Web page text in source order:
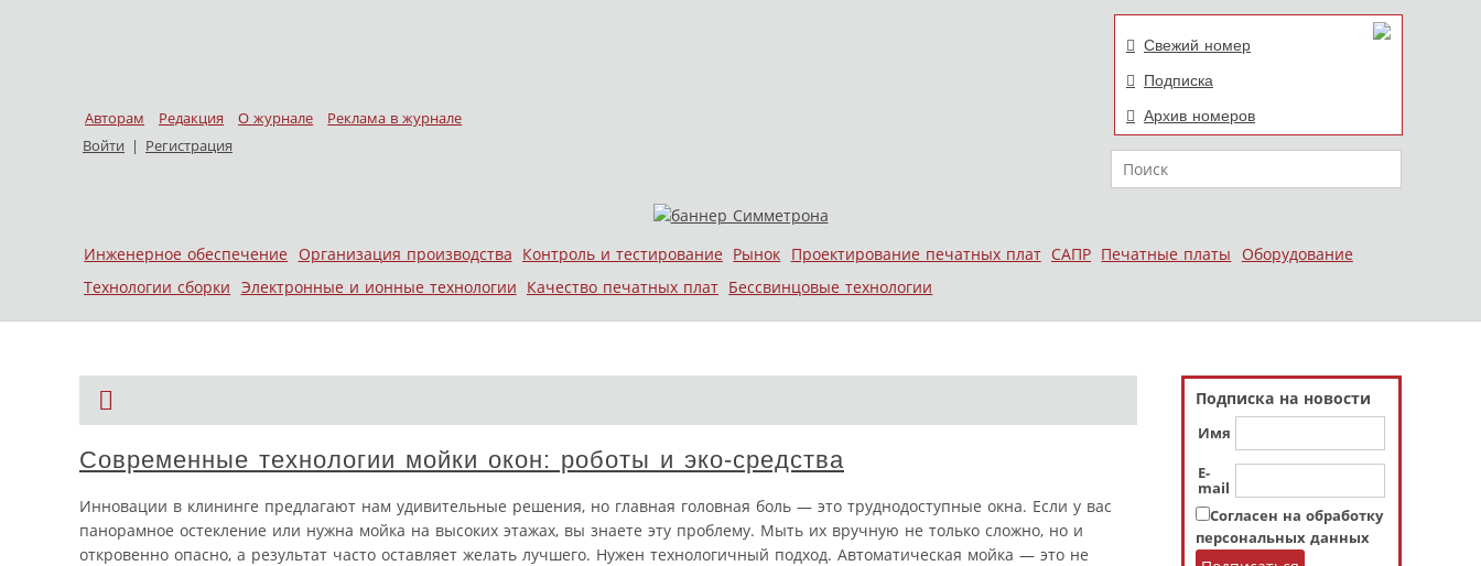
Авторам Редакция О журнале
Реклама в журнале
Войти | Регистрация
Свежий номер
Подписка
Архив номеров
Поиск
Меню
Skip to content
Инженерное обеспечение Организация производства Контроль и тестирование Рынок Проектирование печатных плат САПР Печатные платы
Оборудование
Технологии сборки Электронные и ионные технологии Качество печатных плат Бессвинцовые технологии
Подписка на новости
Имя
E-
mail
Согласен на обработку
персональных данных
Современные технологии мойки окон: роботы и эко-средства
Инновации в клининге предлагают нам удивительные решения, но главная головная боль — это труднодоступные окна. Если у вас
панорамное остекление или нужна мойка на высоких этажах, вы знаете эту проблему. Мыть их вручную не только сложно, но и
откровенно опасно, а результат часто оставляет желать лучшего. Нужен технологичный подход. Автоматическая мойка — это не